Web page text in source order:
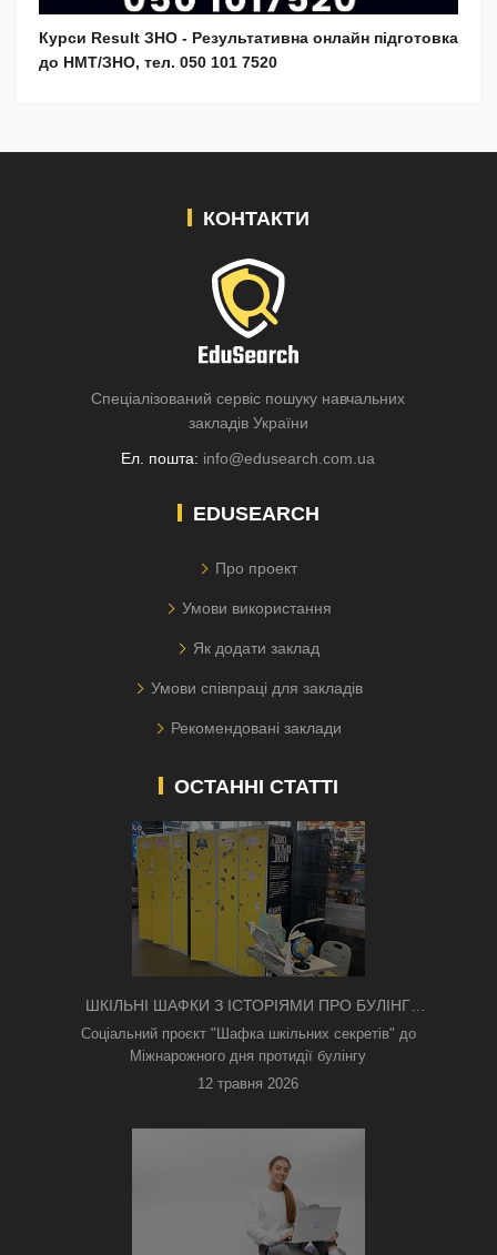
Курси Result ЗНО - Результативна онлайн підготовка
до НМТ/ЗНО, тел. 050 101 7520
КОНТАКТИ
Спеціалізований сервіс пошуку навчальних
закладів України
Ел. пошта: info@edusearch.com.ua
EDUSEARCH
Про проект
Умови використання
Як додати заклад
Умови співпраці для закладів
Рекомендовані заклади
ОСТАННІ СТАТТІ
ШКІЛЬНІ ШАФКИ З ІСТОРІЯМИ ПРО БУЛІНГ
З'ЯВИЛИСЯ В КИЄВІ
Соціальний проєкт "Шафка шкільних секретів" до
Міжнарожного дня протидії булінгу
12 травня 2026